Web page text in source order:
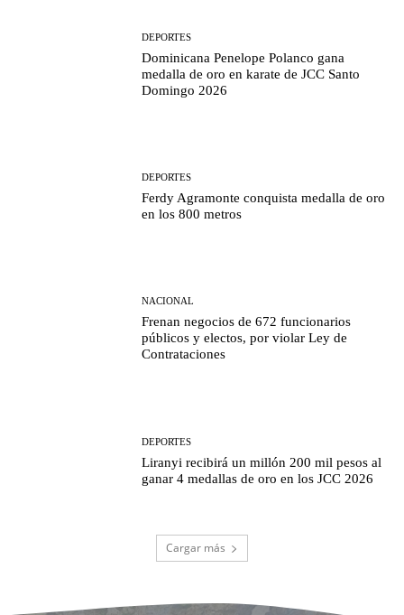
DEPORTES
Dominicana Penelope Polanco gana
medalla de oro en karate de JCC Santo
Domingo 2026
DEPORTES
Ferdy Agramonte conquista medalla de oro
en los 800 metros
NACIONAL
Frenan negocios de 672 funcionarios
públicos y electos, por violar Ley de
Contrataciones
DEPORTES
Liranyi recibirá un millón 200 mil pesos al
ganar 4 medallas de oro en los JCC 2026
Cargar más